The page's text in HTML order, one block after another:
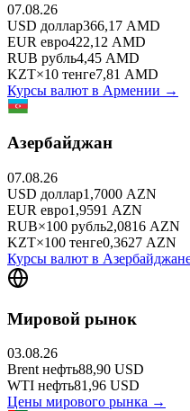
07.08.26
USD доллар366,17 AMD
EUR евро422,12 AMD
RUB рубль4,45 AMD
KZT×10 тенге7,81 AMD
Курсы валют в Армении →
Азербайджан
07.08.26
USD доллар1,7000 AZN
EUR евро1,9591 AZN
RUB×100 рубль2,0816 AZN
KZT×100 тенге0,3627 AZN
Курсы валют в
Мировой рынок
03.08.26
Brent нефть88,90 USD
WTI нефть81,96 USD
Цены мирового рынка →